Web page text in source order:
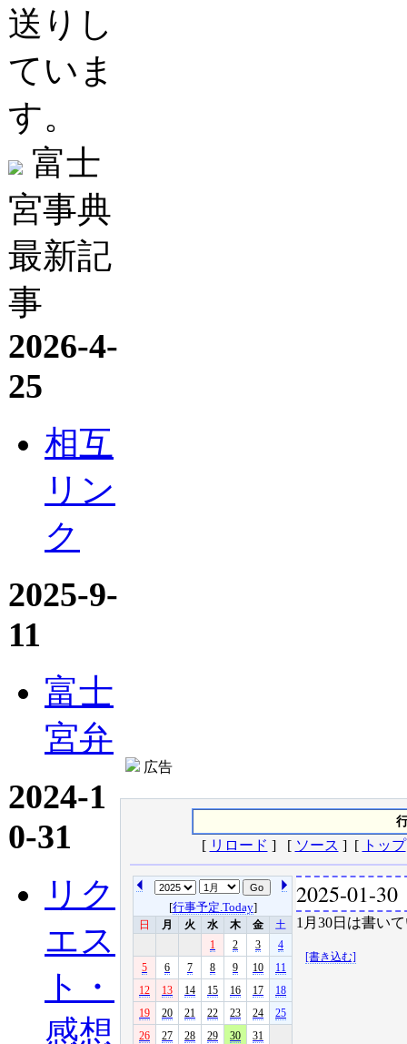
送りし
ていま
す。
富士
宮事典
最新記
事
2026-4-
25
相互
リン
ク
2025-9-
11
富士
宮弁
2024-1
0-31
リク
エス
ト・
感想
広告
[ リロード ] [ ソース ] [ トップ
[行事予定.Today]
日 月 火 水 木 金
土
1
2 3
4
5
6 7 8 9 10
11
12
13 14 15 16 17
18
19
20 21 22 23 24
25
26
27 28 29 30 31
2025-01-30
1月30日は書い
[書き込む]